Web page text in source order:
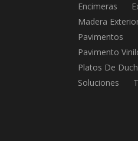
Encimeras
Madera
Pavimentos
Pavimento
Platos De
Soluciones